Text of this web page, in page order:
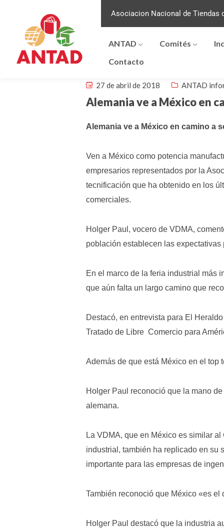
Asociacion Nacional de Tiendas
ANTAD Comités
Contacto
27 de abril de 2018 ANTAD
Alemania ve a México en
Alemania ve a México en camino a
Ven a México como potencia
empresarios representados por la
tecnificación que ha obtenido en los
comerciales.
Holger Paul, vocero de VDMA,
población establecen las
En el marco de la feria industrial más
que aún falta un largo camino que
Destacó, en entrevista para El
Tratado de Libre Comercio para
Además de que está México en el top
Holger Paul reconoció que la mano
alemana.
La VDMA, que en México es similar
industrial, también ha replicado en su
importante para las empresas de
También reconoció que México «es
Holger Paul destacó que la industria